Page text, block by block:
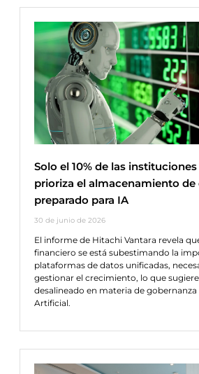
Solo el 10% de las
prioriza el almacenamiento de
preparado para IA
30 de junio de 2026
El informe de Hitachi Vantara revela
financiero se está subestimando la
plataformas de datos unificadas,
gestionar el crecimiento, lo que
desalineado en materia de
Artificial.